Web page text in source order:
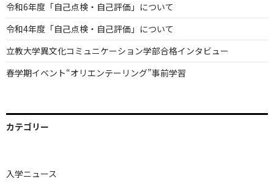
令和6年度「自己点検・自己評価」について
令和4年度「自己点検・自己評価」について
立教大学異文化コミュニケーション学部合格インタビュー
春学期イベント“オリエンテーリング”事前学習
カテゴリー
入学ニュース